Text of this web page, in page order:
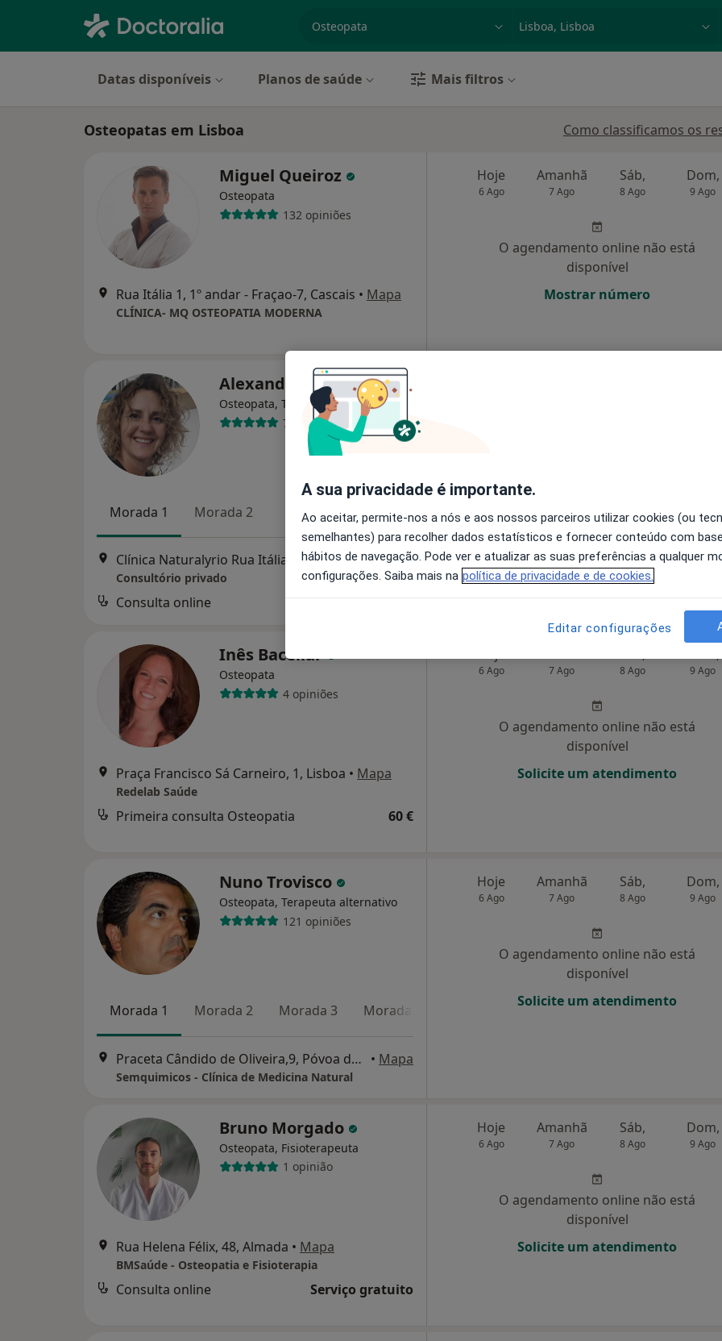
Datas disponíveis Planos de saúde Mais filtros
Osteopatas em Lisboa Como classificamos os
Miguel Queiroz
Osteopata
132 opiniões
Rua Itália 1, 1º andar - Fraçao-7, Cascais • Mapa
CLÍNICA- MQ OSTEOPATIA MODERNA
Hoje
6 Ago
Amanhã
7 Ago
Sáb,
8 Ago
Dom,
9 Ago
O agendamento online não está
disponível
Mostrar número
Alexandra Gonçalves
Osteopata, Terapeuta alternativo
76 opiniões
Morada 1 Morada 2
Clínica Naturalyrio Rua Itália nº1- 1º Andar Fracção 7, Cascais •Mapa
Consultório privado
Consulta online
Inês Bacellar
Osteopata
4 opiniões
Praça Francisco Sá Carneiro, 1, Lisboa • Mapa
Redelab Saúde
Primeira consulta Osteopatia 60 €
6 Ago 7 Ago 8 Ago 9 Ago
O agendamento online não está
disponível
Solicite um atendimento
Nuno Trovisco
Osteopata, Terapeuta alternativo
121 opiniões
Morada 1 Morada 2 Morada 3 Morada 4 Morada 6
Praceta Cândido de Oliveira,9, Póvoa de Santo Adrião • Mapa
Semquimicos - Clínica de Medicina Natural
Hoje
6 Ago
Amanhã
7 Ago
Sáb,
8 Ago
Dom,
9 Ago
O agendamento online não está
disponível
Solicite um atendimento
Bruno Morgado
Osteopata, Fisioterapeuta
1 opinião
Rua Helena Félix, 48, Almada • Mapa
BMSaúde - Osteopatia e Fisioterapia
Consulta online Serviço gratuito
Hoje
6 Ago
Amanhã
7 Ago
Sáb,
8 Ago
Dom,
9 Ago
O agendamento online não está
disponível
Solicite um atendimento
A sua privacidade é importante.
Ao aceitar, permite-nos a nós e aos nossos parceiros utilizar cookies (ou
semelhantes) para recolher dados estatísticos e fornecer conteúdo com
hábitos de navegação. Pode ver e atualizar as suas preferências a qualquer
configurações. Saiba mais na política de privacidade e de cookies.
Editar configurações